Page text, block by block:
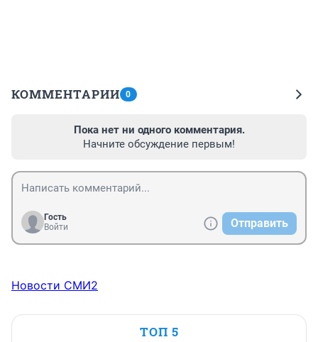
КОММЕНТАРИИ 0
Пока нет ни одного комментария.
Начните обсуждение первым!
Гость
Войти
Отправить
Новости СМИ2
ТОП 5